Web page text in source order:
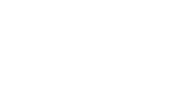
Untere Hauptstr.
Öffnungszeiten: Mo.